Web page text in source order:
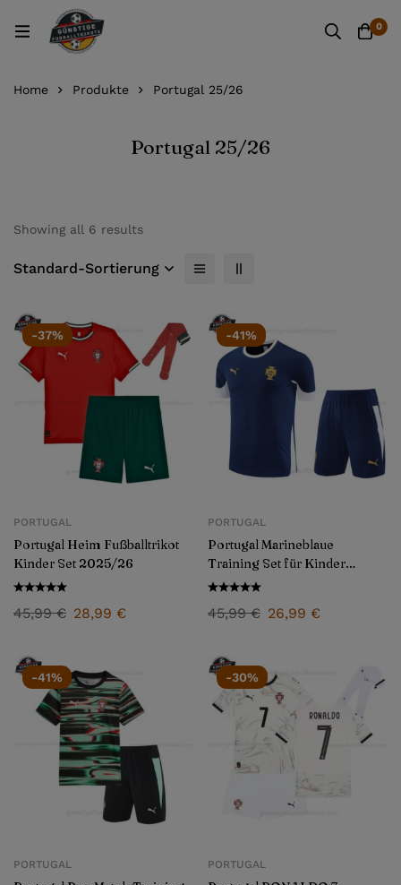
0
Home Produkte Portugal 25/26
Portugal 25/26
Showing all 6 results
Standard-Sortierung
-37%
PORTUGAL
Portugal Heim Fußballtrikot
Kinder Set 2025/26
45,99€ 28,99 €
-41%
PORTUGAL
Portugal Marineblaue
Training Set für Kinder
2025/26
45,99€ 26,99 €
-41%
PORTUGAL
-30%
PORTUGAL